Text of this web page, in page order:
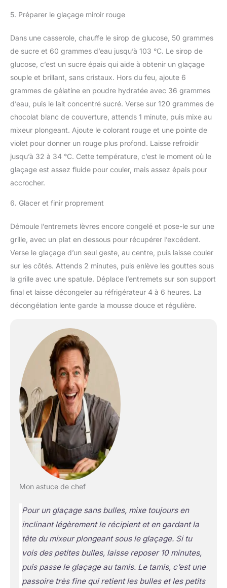
5. Préparer le glaçage miroir rouge
Dans une casserole, chauffe le sirop de glucose, 50 grammes
de sucre et 60 grammes d’eau jusqu’à 103 °C. Le sirop de
glucose, c’est un sucre épais qui aide à obtenir un glaçage
souple et brillant, sans cristaux. Hors du feu, ajoute 6
grammes de gélatine en poudre hydratée avec 36 grammes
d’eau, puis le lait concentré sucré. Verse sur 120 grammes de
chocolat blanc de couverture, attends 1 minute, puis mixe au
mixeur plongeant. Ajoute le colorant rouge et une pointe de
violet pour donner un rouge plus profond. Laisse refroidir
jusqu’à 32 à 34 °C. Cette température, c’est le moment où le
glaçage est assez fluide pour couler, mais assez épais pour
accrocher.
6. Glacer et finir proprement
Démoule l’entremets lèvres encore congelé et pose-le sur une
grille, avec un plat en dessous pour récupérer l’excédent.
Verse le glaçage d’un seul geste, au centre, puis laisse couler
sur les côtés. Attends 2 minutes, puis enlève les gouttes sous
la grille avec une spatule. Déplace l’entremets sur son support
final et laisse décongeler au réfrigérateur 4 à 6 heures. La
décongélation lente garde la mousse douce et régulière.
Mon astuce de chef
Pour un glaçage sans bulles, mixe toujours en
inclinant légèrement le récipient et en gardant la
tête du mixeur plongeant sous le glaçage. Si tu
vois des petites bulles, laisse reposer 10 minutes,
puis passe le glaçage au tamis. Le tamis, c’est une
passoire très fine qui retient les bulles et les petits